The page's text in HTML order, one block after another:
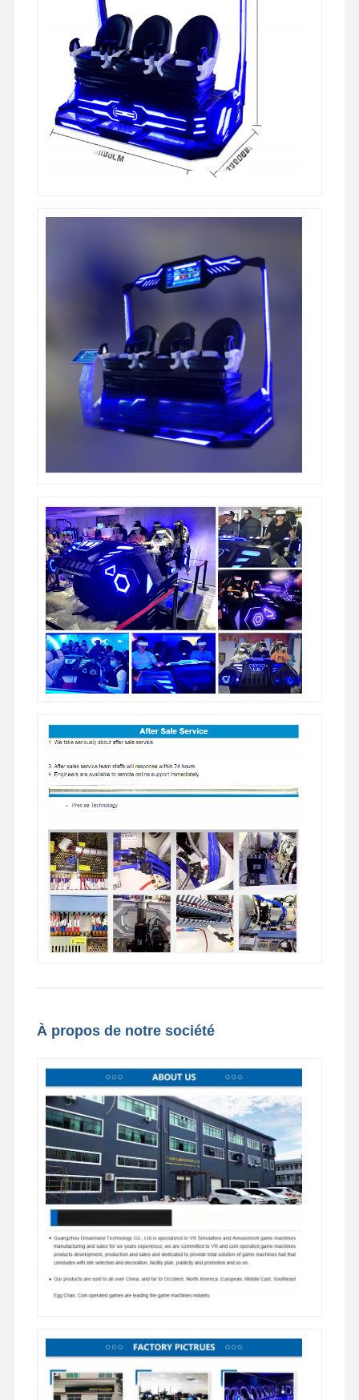
À propos de notre société